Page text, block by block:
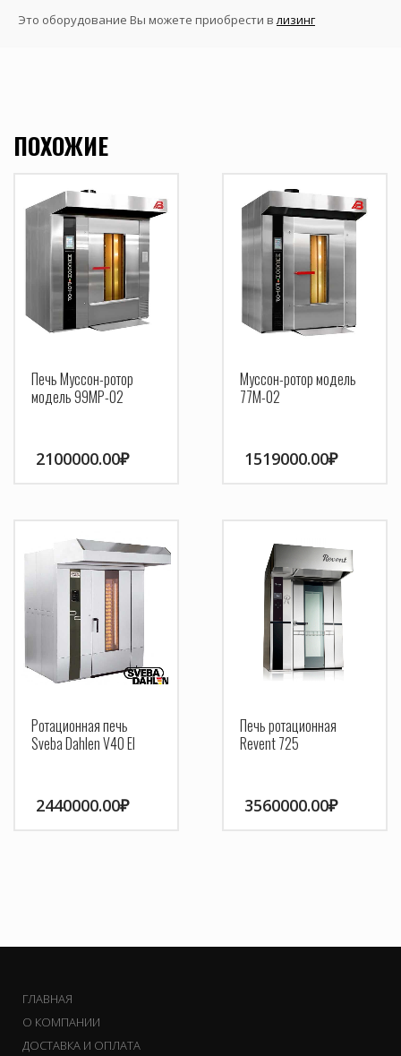
Это оборудование Вы можете приобрести влизинг
ПОХОЖИЕ
Печь Муссон-ротор
модель 99МР-02
2100000.00₽
Муссон-ротор модель
77М-02
1519000.00₽
Ротационная печь
Sveba Dahlen V40 El
2440000.00₽
Печь ротационная
Revent 725
3560000.00₽
ГЛАВНАЯ
О КОМПАНИИ
ДОСТАВКА И ОПЛАТА